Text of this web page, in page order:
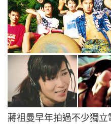
蔣祖曼早年拍過不少獨